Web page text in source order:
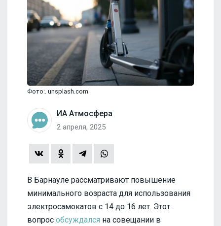
Фото:. unsplash.com
ИА Атмосфера
2 апреля, 2025
В Барнауле рассматривают повышение
минимального возраста для использования
электросамокатов с 14 до 16 лет. Этот
вопрос обсуждался на совещании в